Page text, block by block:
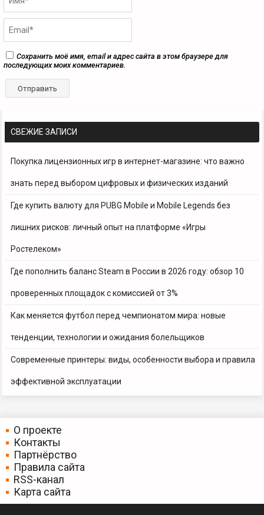
СВЕЖИЕ ЗАПИСИ
Покупка лицензионных игр в интернет-магазине: что важно
знать перед выбором цифровых и физических изданий
Где купить валюту для PUBG Mobile и Mobile Legends без
лишних рисков: личный опыт на платформе «Игры
Ростелеком»
Где пополнить баланс Steam в России в 2026 году: обзор 10
проверенных площадок с комиссией от 3%
Как меняется футбол перед чемпионатом мира: новые
тенденции, технологии и ожидания болельщиков
Современные принтеры: виды, особенности выбора и правила
эффективной эксплуатации
Сохранить моё имя, email и адрес сайта в этом браузере для
последующих моих комментариев.
О проекте
Контакты
Партнёрство
Правила сайта
RSS-канал
Карта сайта